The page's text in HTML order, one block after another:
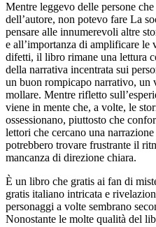
Mentre leggevo delle persone
dell’autore, non potevo fare La
pensare alle innumerevoli altre
e all’importanza di amplificare le
difetti, il libro rimane una lettura
della narrativa incentrata sui
un buon rompicapo narrativo, un
mollare. Mentre rifletto
viene in mente che, a volte, le
ossessionano, piuttosto che
lettori che cercano una
potrebbero trovare frustrante il
mancanza di direzione chiara.
È un libro che gratis ai fan di
gratis italiano intricata e
personaggi a volte sembrano
Nonostante le molte qualità del